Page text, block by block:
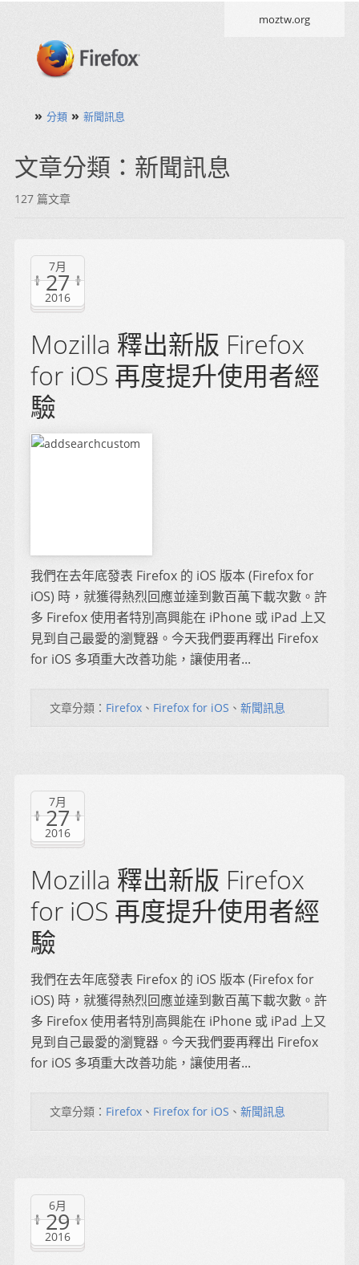
moztw.org
» 分類 » 新聞訊息
文章分類：新聞訊息
127 篇文章
7月
27
2016
Mozilla 釋出新版 Firefox
for iOS 再度提升使用者經
驗
我們在去年底發表 Firefox 的 iOS 版本 (Firefox for
iOS) 時，就獲得熱烈回應並達到數百萬下載次數。許
多 Firefox 使用者特別高興能在 iPhone 或 iPad 上又
見到自己最愛的瀏覽器。今天我們要再釋出 Firefox
for iOS 多項重大改善功能，讓使用者...
文章分類： Firefox 、 Firefox for iOS 、 新聞訊息
7月
27
2016
Mozilla 釋出新版 Firefox
for iOS 再度提升使用者經
驗
我們在去年底發表 Firefox 的 iOS 版本 (Firefox for
iOS) 時，就獲得熱烈回應並達到數百萬下載次數。許
多 Firefox 使用者特別高興能在 iPhone 或 iPad 上又
見到自己最愛的瀏覽器。今天我們要再釋出 Firefox
for iOS 多項重大改善功能，讓使用者...
文章分類： Firefox 、 Firefox for iOS 、 新聞訊息
6月
29
2016